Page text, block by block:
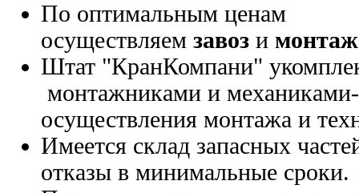
По оптимальным ценам
осуществляем завоз и монтаж
Штат "КранКомпани"
монтажниками и
осуществления монтажа и
Имеется склад запасных
отказы в минимальные сроки.